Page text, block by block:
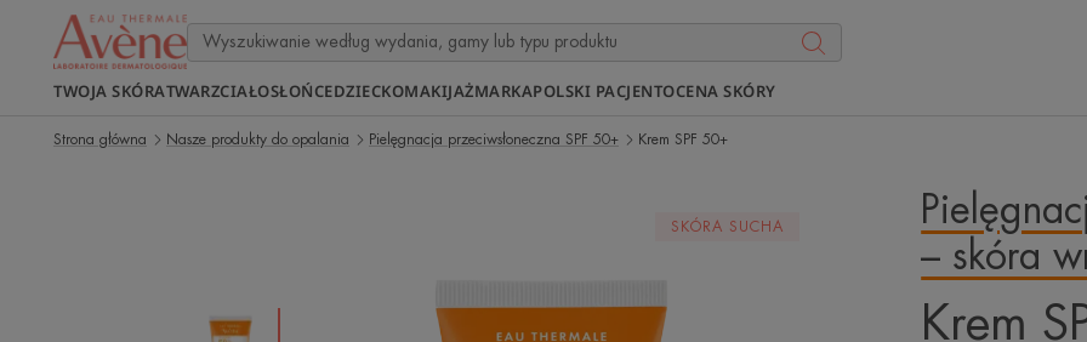
TWOJA SKÓRATWARZCIAŁOSŁOŃCEDZIECKOMAKIJAŻMARKAPOLSKI PACJENTOCENA SKÓRY
Strona główna Nasze produkty do opalania Pielęgnacja przeciwsłoneczna SPF 50+ Krem SPF 50+
SKÓRA SUCHA
– skóra
Krem